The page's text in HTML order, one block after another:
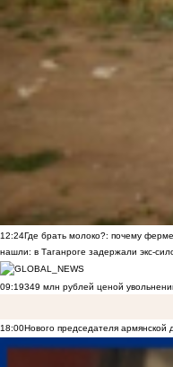
12:24Где брать молоко?: почему
нашли: в Таганроге задержали экс-
09:19349 млн рублей ценой
18:00Нового председателя